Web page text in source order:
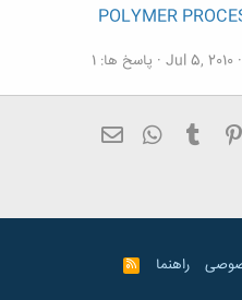
POLYMER
Jul 5, 2010 پاسخ ها: 1
Dec 3, 2009 پاسخ ها: 2
Advanced
Pinterest
Tumblr
WhatsApp
راهنما
R
S